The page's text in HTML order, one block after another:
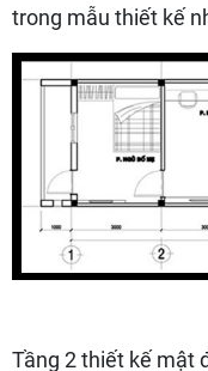
trong mẫu thiết kế
Tầng 2 thiết kế mật